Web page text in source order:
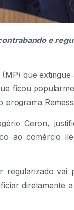
e
que extingue
ficou
programa
Ceron,
ao comércio
regularizado vai
diretamente